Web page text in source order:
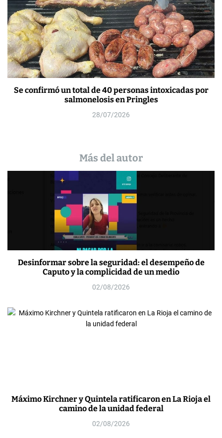
Se confirmó un total de 40 personas intoxicadas por
salmonelosis en Pringles
28/07/2026
Más del autor
Desinformar sobre la seguridad: el desempeño de
Caputo y la complicidad de un medio
02/08/2026
Máximo Kirchner y Quintela ratificaron en La Rioja el
camino de la unidad federal
02/08/2026